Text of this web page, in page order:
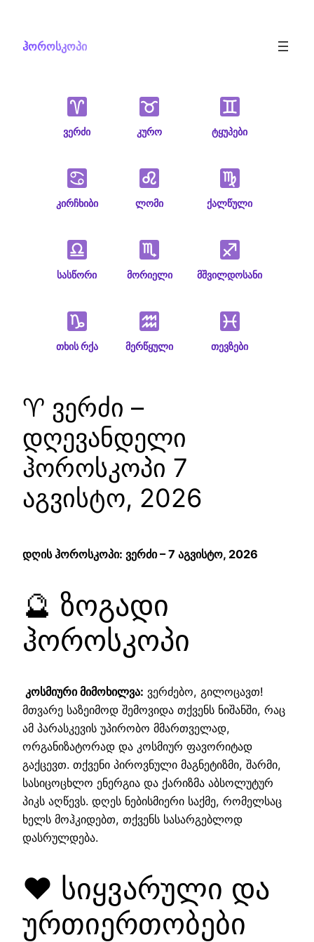
content
ჰოროსკოპი
ვერძი კურო ტყუპები
კირჩხიბი ლომი ქალწული
სასწორი მორიელი მშვილდოსანი
თხის რქა მერწყული თევზები
♈ ვერძი –
დღევანდელი
ჰოროსკოპი 7
აგვისტო, 2026
დღის ჰოროსკოპი: ვერძი – 7 აგვისტო, 2026
🔮 ზოგადი
ჰოროსკოპი
კოსმიური მიმოხილვა: ვერძებო, გილოცავთ!
მთვარე საზეიმოდ შემოვიდა თქვენს ნიშანში, რაც
ამ პარასკევის უპირობო მმართველად,
ორგანიზატორად და კოსმიურ ფავორიტად
გაქცევთ. თქვენი პიროვნული მაგნეტიზმი, შარმი,
სასიცოცხლო ენერგია და ქარიზმა აბსოლუტურ
პიკს აღწევს. დღეს ნებისმიერი საქმე, რომელსაც
ხელს მოჰკიდებთ, თქვენს სასარგებლოდ
დასრულდება.
❤️ სიყვარული და
ურთიერთობები